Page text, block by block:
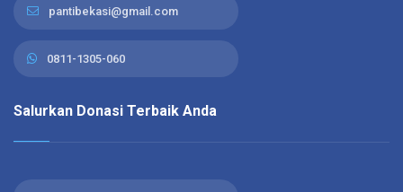
pantibekasi@gmail.com
0811-1305-060
Salurkan Donasi Terbaik Anda